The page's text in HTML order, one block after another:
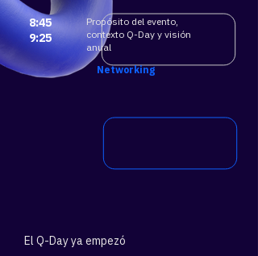
8:45
9:25
Propósito del evento,
contexto Q-Day y visión
anual
​Networking
El Q-Day ya empezó